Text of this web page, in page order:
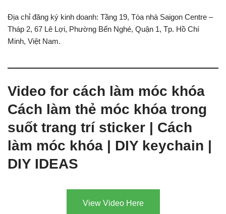
Địa chỉ đăng ký kinh doanh: Tầng 19, Tòa nhà Saigon Centre –
Tháp 2, 67 Lê Lợi, Phường Bến Nghé, Quận 1, Tp. Hồ Chí
Minh, Việt Nam.
Video for cách làm móc khóa
Cách làm thẻ móc khóa trong
suốt trang trí sticker | Cách
làm móc khóa | DIY keychain |
DIY IDEAS
View Video Here